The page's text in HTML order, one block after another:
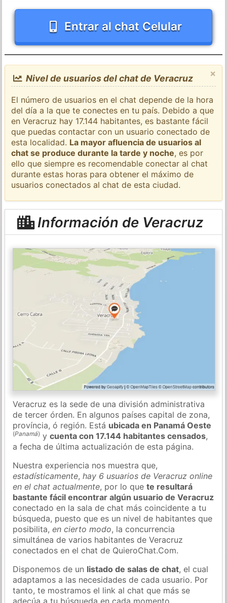
Entrar al chat Celular
×
Nivel de usuarios del chat de Veracruz
El número de usuarios en el chat depende de la hora
del día a la que te conectes en tu país. Debido a que
en Veracruz hay 17.144 habitantes, es bastante fácil
que puedas contactar con un usuario conectado de
esta localidad. La mayor afluencia de usuarios al
chat se produce durante la tarde y noche, es por
ello que siempre es recomendable conectar al chat
durante estas horas para obtener el máximo de
usuarios conectados al chat de esta ciudad.
Información de Veracruz
Veracruz es la sede de una división administrativa
de tercer órden. En algunos países capital de zona,
província, ó región. Está ubicada en Panamá Oeste
(Panamá) ycuenta con 17.144 habitantes censados,
a fecha de última actualización de esta página.
Nuestra experiencia nos muestra que,
estadísticamente,hay 6 usuarios de Veracruz online
en el chat actualmente, por lo quete resultará
bastante fácil encontrar algún usuario de Veracruz
conectado en la sala de chat más coincidente a tu
búsqueda, puesto que es un nivel de habitantes que
posibilita,en cierto modo, la concurrencia
simultánea de varios habitantes de Veracruz
conectados en el chat de QuieroChat.Com.
Disponemos de un listado de salas de chat, el cual
adaptamos a las necesidades de cada usuario. Por
tanto, te mostramos el link al chat que más se
adecúa a tu búsqueda en cada momento.